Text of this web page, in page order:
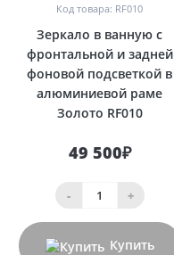
Код товара: RF010
Зеркало в ванную с
фронтальной и задней
фоновой подсветкой в
алюминиевой раме
Золото RF010
49 500₽
- +
Купить